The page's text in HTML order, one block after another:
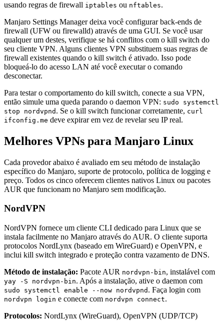
usando regras de firewall iptables ou nftables.
Manjaro Settings Manager deixa você configurar back-ends de
firewall (UFW ou firewalld) através de uma GUI. Se você usar
qualquer um destes, verifique se há conflitos com o kill switch do
seu cliente VPN. Alguns clientes VPN substituem suas regras de
firewall existentes quando o kill switch é ativado. Isso pode
bloqueá-lo do acesso LAN até você executar o comando
desconectar.
Para testar o comportamento do kill switch, conecte a sua VPN,
então simule uma queda parando o daemon VPN: sudo systemctl
stop nordvpnd . Se o kill switch funcionar corretamente, curl
ifconfig.me deve expirar em vez de revelar seu IP real.
Melhores VPNs para Manjaro Linux
Cada provedor abaixo é avaliado em seu método de instalação
específico do Manjaro, suporte de protocolo, política de logging e
preço. Todos os cinco oferecem clientes nativos Linux ou pacotes
AUR que funcionam no Manjaro sem modificação.
NordVPN
NordVPN fornece um cliente CLI dedicado para Linux que se
instala facilmente no Manjaro através do AUR. O cliente suporta
protocolos NordLynx (baseado em WireGuard) e OpenVPN, e
inclui kill switch integrado e proteção contra vazamento de DNS.
Método de instalação: Pacote AUR nordvpn-bin, instalável com
yay -S nordvpn-bin. Após a instalação, ative o daemon com
sudo systemctl enable --now nordvpnd . Faça login com
nordvpn login e conecte com nordvpn connect.
Protocolos: NordLynx (WireGuard), OpenVPN (UDP/TCP)